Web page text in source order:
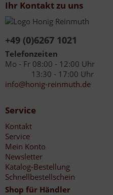
Ihr Kontakt zu uns
+49 (0)6267 1021
Telefonzeiten
Mo - Fr 08:00 - 12:00 Uhr
13:30 - 17:00 Uhr
info@honig-reinmuth.de
Service
Kontakt
Service
Mein Konto
Newsletter
Katalog-Bestellung
Schnellbestellschein
Shop für Händler